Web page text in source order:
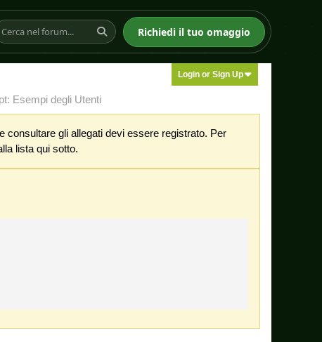
Richiedi il tuo omaggio
Login or Sign Up
Esempi degli Utenti
consultare gli allegati devi essere registrato. Per
lista qui sotto.